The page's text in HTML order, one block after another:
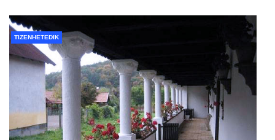
TIZENHETEDIK